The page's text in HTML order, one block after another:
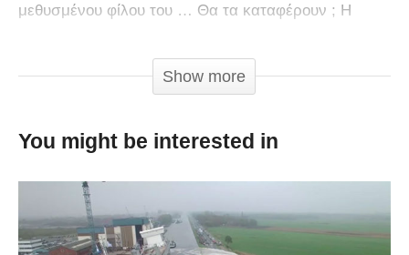
μεθυσμένου φίλου του … Θα τα καταφέρουν ; Η
Show more
You might be interested in